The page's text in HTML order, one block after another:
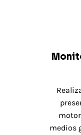
medios